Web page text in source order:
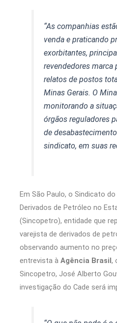
“As companhias
venda e praticando
exorbitantes,
revendedores marca
relatos de postos
Minas Gerais. O
monitorando a
órgãos reguladores
de
sindicato, em suas
Em São Paulo, o Sindicato
Derivados de Petróleo no
(Sincopetro), entidade que
varejista de derivados de
observando aumento no
entrevista à Agência Brasil,
Sincopetro, José Alberto
investigação do Cade será